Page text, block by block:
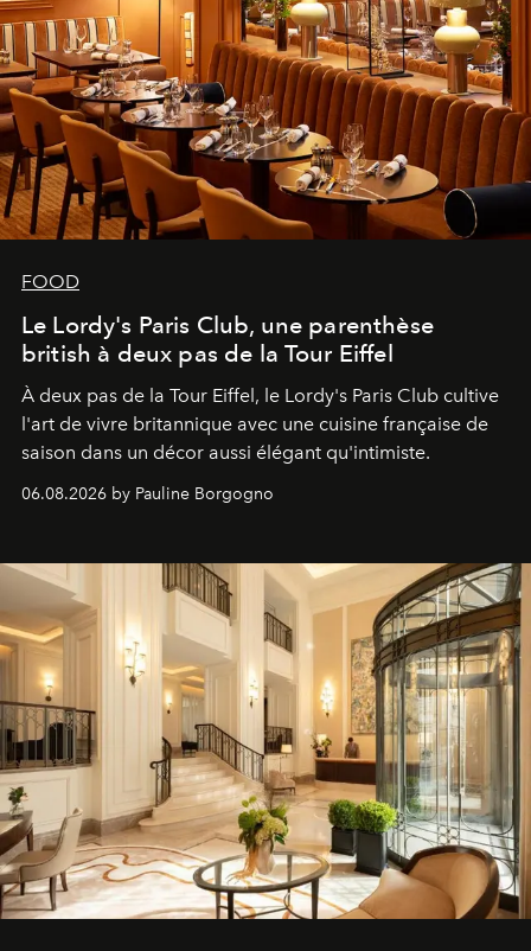
FOOD
Le Lordy's Paris Club, une parenthèse
british à deux pas de la Tour Eiffel
À deux pas de la Tour Eiffel, le Lordy's Paris Club cultive
l'art de vivre britannique avec une cuisine française de
saison dans un décor aussi élégant qu'intimiste.
06.08.2026 by Pauline Borgogno